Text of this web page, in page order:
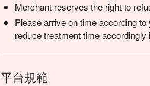
Merchant reserves the right to
Please arrive on time according
reduce treatment time accordingly
平台規範